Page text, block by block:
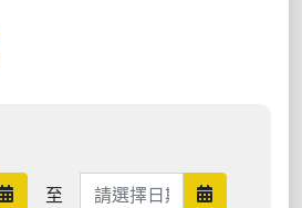
日期範圍開始
至 日期範圍結束 日期範圍